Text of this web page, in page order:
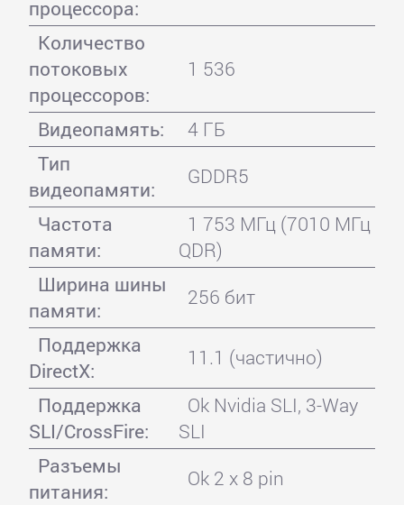
процессора:
Количество
потоковых
процессоров:
1 536
Видеопамять:
4 ГБ
Тип
видеопамяти:
GDDR5
Частота
памяти:
1 753 МГц (7010 МГц
QDR)
Ширина шины
памяти:
256 бит
Поддержка
DirectX:
11.1 (частично)
Поддержка
SLI/CrossFire:
Ok Nvidia SLI, 3-Way
SLI
Разъемы
питания:
Ok 2 x 8 pin